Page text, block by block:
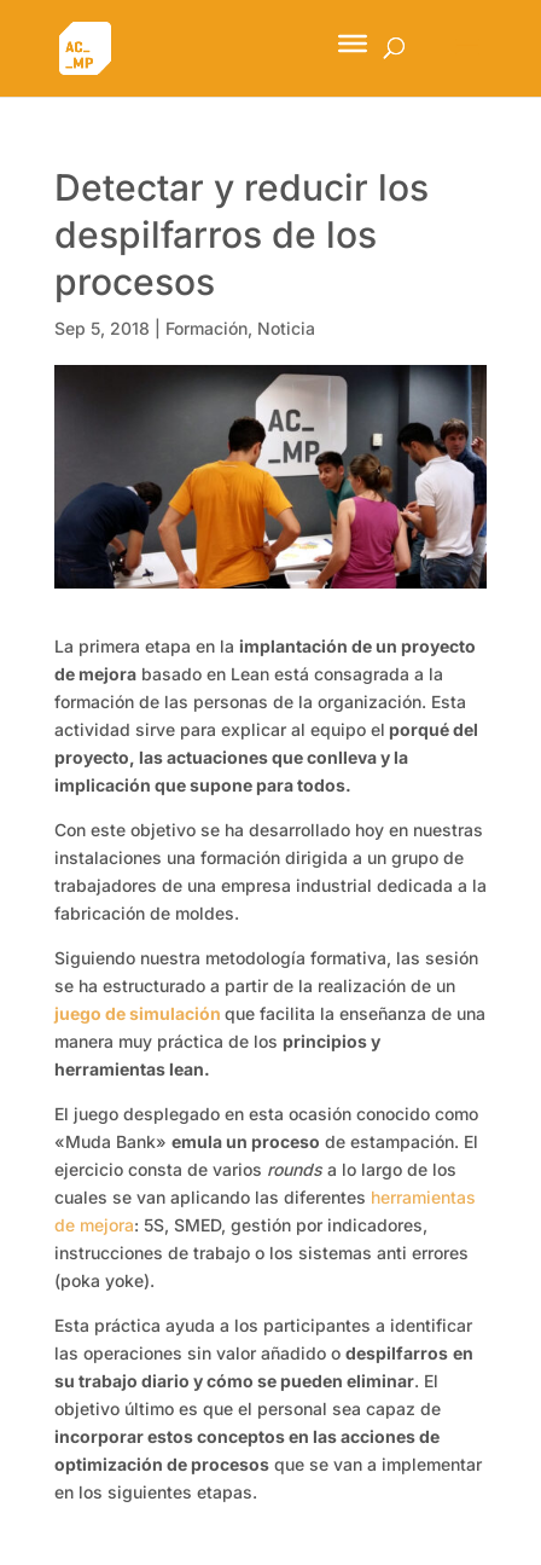
Detectar y reducir los
despilfarros de los
procesos
Sep 5, 2018 Formación, Noticia
La primera etapa en la implantación de un proyecto
de mejorabasado en Lean está consagrada a la
formación de las personas de la organización. Esta
actividad sirve para explicar al equipo el porqué del
proyecto, las actuaciones que conlleva y la
implicación que supone para todos.
Con este objetivo se ha desarrollado hoy en nuestras
instalaciones una formación dirigida a un grupo de
trabajadores de una empresa industrial dedicada a la
fabricación de moldes.
Siguiendo nuestra metodología formativa, las sesión
se ha estructurado a partir de la realización de un
juego de simulación que facilita la enseñanza de una
manera muy práctica de los principios y
herramientas lean.
El juego desplegado en esta ocasión conocido como
«Muda Bank» emula un proceso de estampación. El
ejercicio consta de varios rounds a lo largo de los
cuales se van aplicando las diferentes herramientas
de mejora: 5S, SMED, gestión por indicadores,
instrucciones de trabajo o los sistemas anti errores
(poka yoke).
Esta práctica ayuda a los participantes a identificar
las operaciones sin valor añadido o despilfarros en
su trabajo diario y cómo se pueden eliminar. El
objetivo último es que el personal sea capaz de
incorporar estos conceptos en las acciones de
optimización de procesosque se van a implementar
en los siguientes etapas.